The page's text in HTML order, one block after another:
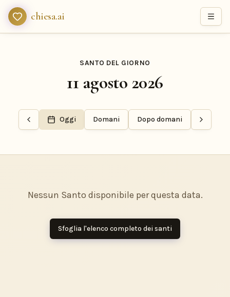
chiesa.ai
SANTO DEL GIORNO
11 agosto 2026
Oggi Domani Dopo domani
Nessun Santo disponibile per questa data.
Sfoglia l'elenco completo dei santi